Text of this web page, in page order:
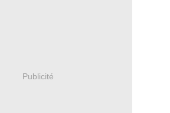
Publicité